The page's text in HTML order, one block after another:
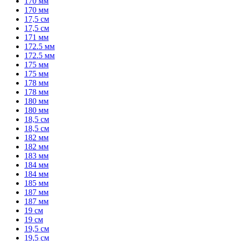
170 мм
17,5 см
17,5 см
171 мм
172.5 мм
172.5 мм
175 мм
175 мм
178 мм
178 мм
180 мм
180 мм
18,5 см
18,5 см
182 мм
182 мм
183 мм
184 мм
184 мм
185 мм
187 мм
187 мм
19 см
19 см
19,5 см
19,5 см